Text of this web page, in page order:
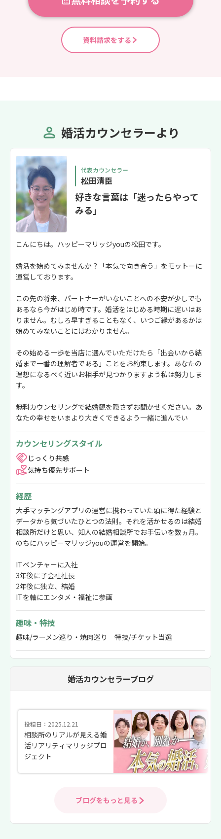
資料請求をする
婚活カウンセラーより
代表カウンセラー
松田清臣
好きな言葉は「迷ったらやって
みる」
こんにちは。ハッピーマリッジyouの松田です。
婚活を始めてみませんか？「本気で向き合う」をモットーに
運営しております。
この先の将来、パートナーがいないことへの不安が少しでも
あるなら今がはじめ時です。婚活をはじめる時期に遅いはあ
りません。むしろ早すぎることもなく、いつご縁があるかは
始めてみないことにはわかりません。
その始める一歩を当店に選んでいただけたら「出会いから結
婚まで一番の理解者である」ことをお約束します。あなたの
理想になるべく近いお相手が見つかりますよう私は努力しま
す。
無料カウンセリングで結婚観を隠さずお聞かせください。あ
なたの幸せをいまより大きくできるよう一緒に進んでい
カウンセリングスタイル
じっくり共感
気持ち優先サポート
経歴
大手マッチングアプリの運営に携わっていた頃に得た経験と
データから気づいたひとつの法則。それを活かせるのは結婚
相談所だけと思い、知人の結婚相談所でお手伝いを数ヵ月。
のちにハッピーマリッジyouの運営を開始。
ITベンチャーに入社
3年後に子会社社長
2年後に独立、結婚
ITを軸にエンタメ・福祉に参画
趣味・特技
趣味/ラーメン巡り・焼肉巡り 特技/チケット当選
婚活カウンセラーブログ
投稿日：2025.12.21
相談所のリアルが見える婚
活リアリティマリッジプロ
ジェクト
ブログをもっと見る